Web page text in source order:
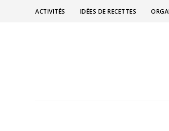
ACTIVITÉS IDÉES DE RECETTES